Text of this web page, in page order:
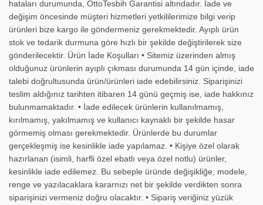
hataları durumunda, OttoTesbih Garantisi altındadır. İade ve
değişim öncesinde müşteri hizmetleri yetkililerimize bilgi verip
ürünleri bize kargo ile göndermeniz gerekmektedir. Ayıplı ürün
stok ve tedarik durmuna göre hızlı bir şekilde değiştirilerek size
gönderilecektir. Ürün İade Koşulları • Sitemiz üzerinden almış
olduğunuz ürünlerin ayıplı çıkması durumunda 14 gün içinde, iade
talebi doğrultusunda ürün/ürünleri iade edebilirsiniz. Siparişinizi
teslim aldığınız tarihten itibaren 14 günü geçmiş ise, iade hakkınız
bulunmamaktadır. • İade edilecek ürünlerin kullanılmamış,
kırılmamış, yakılmamış ve kullanıcı kaynaklı bir şekilde hasar
görmemiş olması gerekmektedir. Ürünlerde bu durumlar
gerçekleşmiş ise kesinlikle iade yapılamaz. • Kişiye özel olarak
hazırlanan (isimli, harfli özel ebatlı veya özel notlu) ürünler,
kesinlikle iade edilemez. Bu sebeple üründe değişikliğe, modele,
renge ve yazılacaklara kararnızı net bir şekilde verdikten sonra
siparişinizi vermeniz doğru olacaktır. • Sipariş veriğiniz yüzük